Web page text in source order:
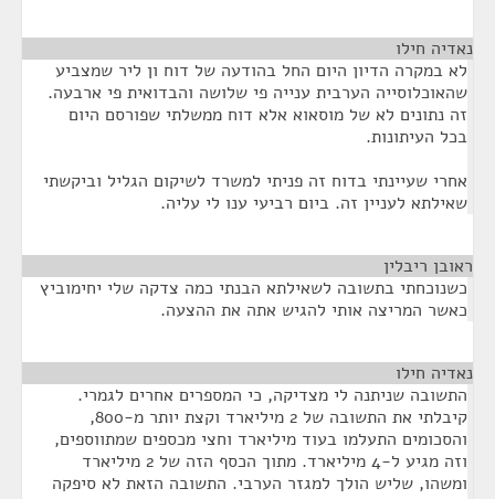
נאדיה חילו
לא במקרה הדיון היום החל בהודעה של דוח ון ליר שמצביע
שהאוכלוסייה הערבית ענייה פי שלושה והבדואית פי ארבעה.
זה נתונים לא של מוסאוא אלא דוח ממשלתי שפורסם היום
בכל העיתונות.
אחרי שעיינתי בדוח זה פניתי למשרד לשיקום הגליל וביקשתי
שאילתא לעניין זה. ביום רביעי ענו לי עליה.
ראובן ריבלין
כשנוכחתי בתשובה לשאילתא הבנתי כמה צדקה שלי יחימוביץ
כאשר המריצה אותי להגיש אתה את ההצעה.
נאדיה חילו
התשובה שניתנה לי מצדיקה, כי המספרים אחרים לגמרי.
קיבלתי את התשובה של 2 מיליארד וקצת יותר מ-800,
והסכומים התעלמו בעוד מיליארד וחצי מכספים שמתווספים,
וזה מגיע ל-4 מיליארד. מתוך הכסף הזה של 2 מיליארד
ומשהו, שליש הולך למגזר הערבי. התשובה הזאת לא סיפקה